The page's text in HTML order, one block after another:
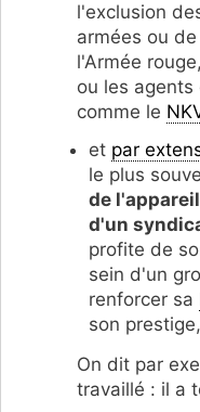
l'exclusion
armées ou
l'Armée
ou les
comme le
et par
le plus
de
d'un
profite de
sein d'un
renforcer sa
son
On dit par
travaillé : il a